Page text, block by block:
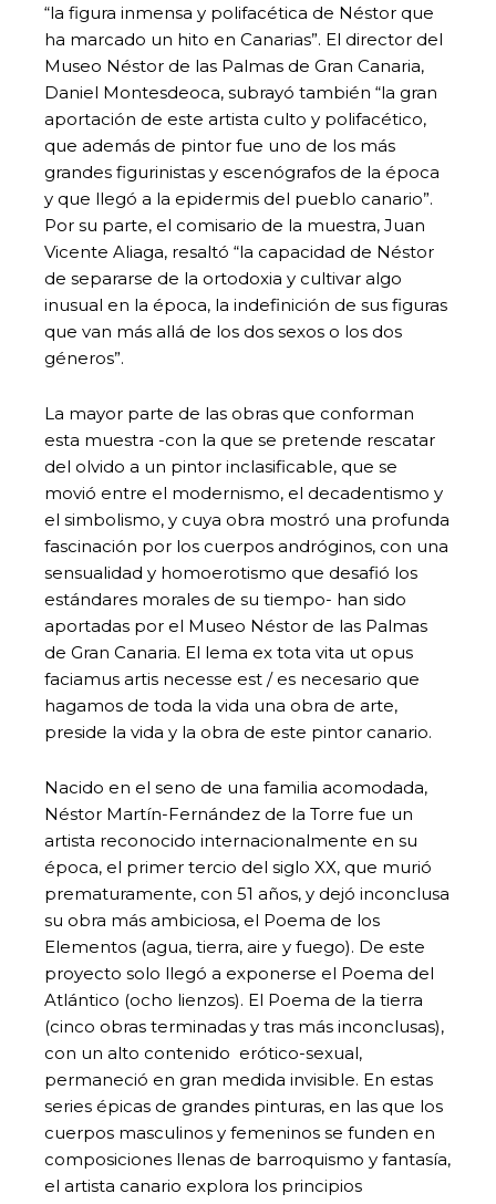
“la figura inmensa y polifacética de Néstor que
ha marcado un hito en Canarias”. El director del
Museo Néstor de las Palmas de Gran Canaria,
Daniel Montesdeoca, subrayó también “la gran
aportación de este artista culto y polifacético,
que además de pintor fue uno de los más
grandes figurinistas y escenógrafos de la época
y que llegó a la epidermis del pueblo canario”.
Por su parte, el comisario de la muestra, Juan
Vicente Aliaga, resaltó “la capacidad de Néstor
de separarse de la ortodoxia y cultivar algo
inusual en la época, la indefinición de sus figuras
que van más allá de los dos sexos o los dos
géneros”.
La mayor parte de las obras que conforman
esta muestra -con la que se pretende rescatar
del olvido a un pintor inclasificable, que se
movió entre el modernismo, el decadentismo y
el simbolismo, y cuya obra mostró una profunda
fascinación por los cuerpos andróginos, con una
sensualidad y homoerotismo que desafió los
estándares morales de su tiempo- han sido
aportadas por el Museo Néstor de las Palmas
de Gran Canaria. El lema ex tota vita ut opus
faciamus artis necesse est / es necesario que
hagamos de toda la vida una obra de arte,
preside la vida y la obra de este pintor canario.
Nacido en el seno de una familia acomodada,
Néstor Martín-Fernández de la Torre fue un
artista reconocido internacionalmente en su
época, el primer tercio del siglo XX, que murió
prematuramente, con 51 años, y dejó inconclusa
su obra más ambiciosa, el Poema de los
Elementos (agua, tierra, aire y fuego). De este
proyecto solo llegó a exponerse el Poema del
Atlántico (ocho lienzos). El Poema de la tierra
(cinco obras terminadas y tras más inconclusas),
con un alto contenido erótico-sexual,
permaneció en gran medida invisible. En estas
series épicas de grandes pinturas, en las que los
cuerpos masculinos y femeninos se funden en
composiciones llenas de barroquismo y fantasía,
el artista canario explora los principios